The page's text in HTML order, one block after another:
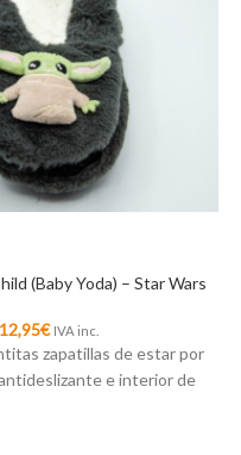
(Baby Yoda) – Star Wars
12,95€ IVA inc.
zapatillas de estar por
e interior de